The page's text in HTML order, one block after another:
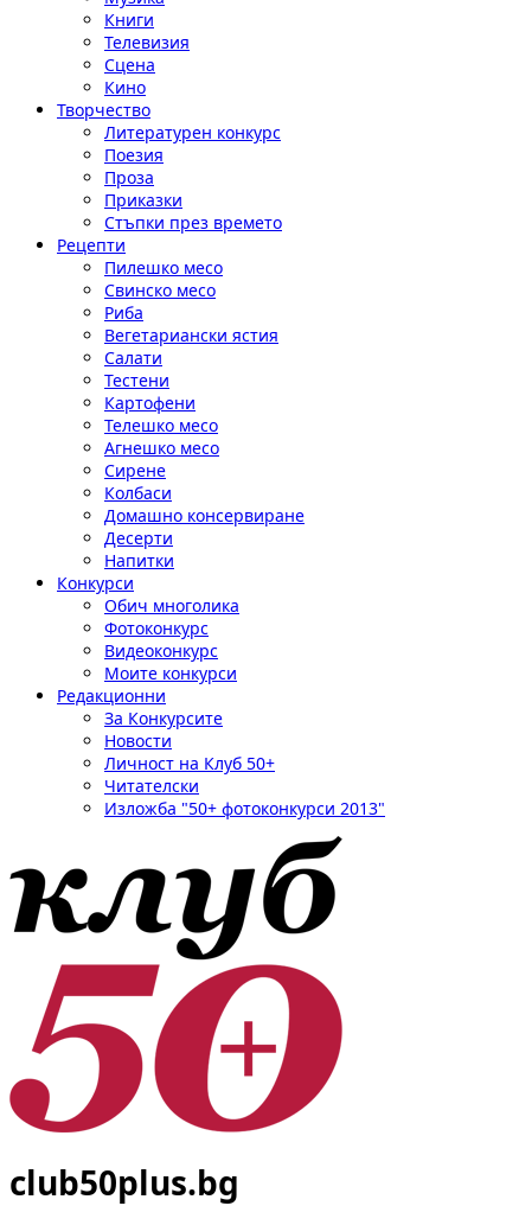
Книги
Телевизия
Сцена
Кино
Творчество
Литературен конкурс
Поезия
Проза
Приказки
Стъпки през времето
Рецепти
Пилешко месо
Свинско месо
Риба
Вегетариански ястия
Салати
Тестени
Картофени
Телешко месо
Агнешко месо
Сирене
Колбаси
Домашно консервиране
Десерти
Напитки
Конкурси
Обич многолика
Фотоконкурс
Видеоконкурс
Моите конкурси
Редакционни
За Конкурсите
Новости
Личност на Клуб 50+
Читателски
Изложба "50+ фотоконкурси 2013"
club50plus.bg